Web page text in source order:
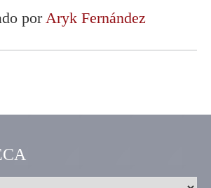
porAryk Fernández